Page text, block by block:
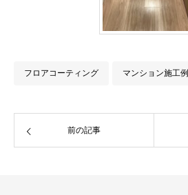
フロアコーティング マンション施工例
前の記事